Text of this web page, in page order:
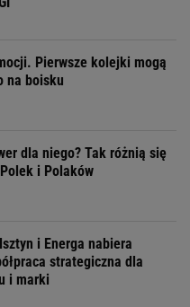
Pierwsze kolejki mogą
na boisku
dla niego? Tak różnią się
i Polaków
i Energa nabiera
strategiczna dla
i marki